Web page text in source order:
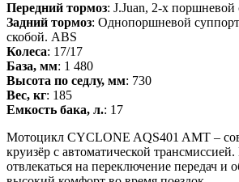
Передний тормоз: J.Juan, 2-х поршневой
Задний тормоз: Однопоршневой
скобой. ABS
Колеса: 17/17
База, мм: 1 480
Высота по седлу, мм: 730
Вес, кг: 185
Емкость бака, л.: 17
Мотоцикл CYCLONE AQS401 AMT –
круизёр с автоматической
отвлекаться на переключение передач и